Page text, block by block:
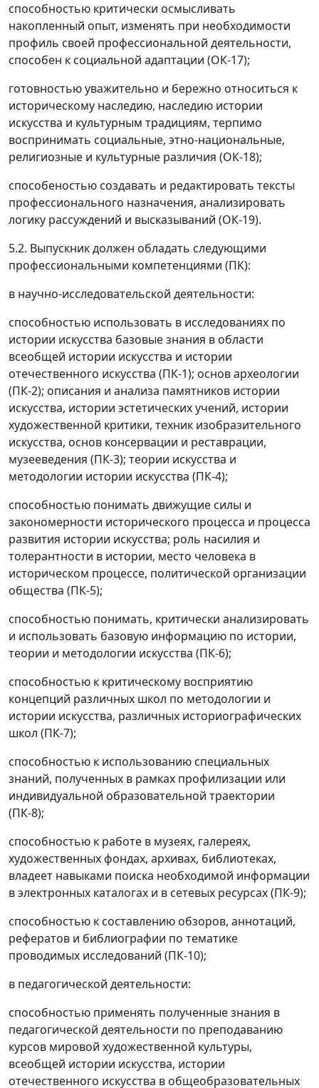
способностью критически осмысливать
накопленный опыт, изменять при необходимости
профиль своей профессиональной деятельности,
способен к социальной адаптации (ОК-17);
готовностью уважительно и бережно относиться к
историческому наследию, наследию истории
искусства и культурным традициям, терпимо
воспринимать социальные, этно-национальные,
религиозные и культурные различия (ОК-18);
способеностью создавать и редактировать тексты
профессионального назначения, анализировать
логику рассуждений и высказываний (ОК-19).
5.2. Выпускник должен обладать следующими
профессиональными компетенциями (ПК):
в научно-исследовательской деятельности:
способностью использовать в исследованиях по
истории искусства базовые знания в области
всеобщей истории искусства и истории
отечественного искусства (ПК-1); основ археологии
(ПК-2); описания и анализа памятников истории
искусства, истории эстетических учений, истории
художественной критики, техник изобразительного
искусства, основ консервации и реставрации,
музееведения (ПК-3); теории искусства и
методологии истории искусства (ПК-4);
способностью понимать движущие силы и
закономерности исторического процесса и процесса
развития истории искусства; роль насилия и
толерантности в истории, место человека в
историческом процессе, политической организации
общества (ПК-5);
способностью понимать, критически анализировать
и использовать базовую информацию по истории,
теории и методологии искусства (ПК-6);
способностью к критическому восприятию
концепций различных школ по методологии и
истории искусства, различных историографических
школ (ПК-7);
способностью к использованию специальных
знаний, полученных в рамках профилизации или
индивидуальной образовательной траектории
(ПК-8);
способностью к работе в музеях, галереях,
художественных фондах, архивах, библиотеках,
владеет навыками поиска необходимой информации
в электронных каталогах и в сетевых ресурсах (ПК-9);
способностью к составлению обзоров, аннотаций,
рефератов и библиографии по тематике
проводимых исследований (ПК-10);
в педагогической деятельности:
способностью применять полученные знания в
педагогической деятельности по преподаванию
курсов мировой художественной культуры,
всеобщей истории искусства, истории
отечественного искусства в общеобразовательных